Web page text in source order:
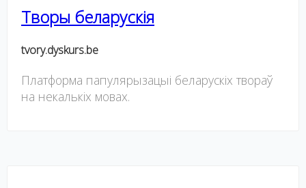
Творы беларускія
tvory.dyskurs.be
Платформа папулярызацыі беларускіх твораў
на некалькіх мовах.